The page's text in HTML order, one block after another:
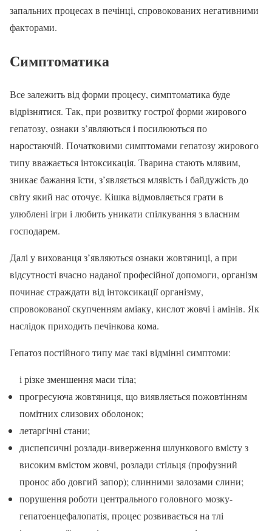
запальних процесах в печінці, спровокованих негативними
факторами.
Симптоматика
Все залежить від форми процесу, симптоматика буде
відрізнятися. Так, при розвитку гострої форми жирового
гепатозу, ознаки з’являються і посилюються по
наростаючій. Початковими симптомами гепатозу жирового
типу вважається інтоксикація. Тварина стають млявим,
зникає бажання їсти, з’являється млявість і байдужість до
світу який нас оточує. Кішка відмовляється грати в
улюблені ігри і любить уникати спілкування з власним
господарем.
Далі у вихованця з’являються ознаки жовтяниці, а при
відсутності вчасно наданої професійної допомоги, організм
починає страждати від інтоксикації організму,
спровокованої скупченням аміаку, кислот жовчі і амінів. Як
наслідок приходить печінкова кома.
Гепатоз постійного типу має такі відмінні симптоми:
і різке зменшення маси тіла;
прогресуюча жовтяниця, що виявляється пожовтінням
помітних слизових оболонок;
летаргічні стани;
диспепсичні розлади-виверження шлункового вмісту з
високим вмістом жовчі, розлади стільця (профузний
пронос або довгий запор); слинними залозами слини;
порушення роботи центрального головного мозку-
гепатоенцефалопатія, процес розвивається на тлі